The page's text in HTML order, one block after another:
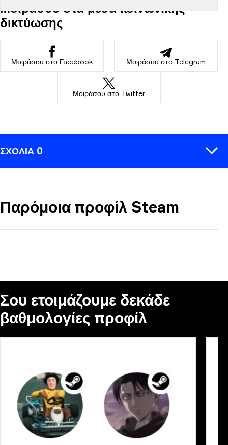
Μοιράσου στα μέσα κοινωνικής
δικτύωσης
Μοιράσου στο Facebook Μοιράσου στο Telegram
Μοιράσου στο Twitter
ΣΧΌΛΙΑ 0
ΣΧΟΛΙΆΣΤΕ
Παρόμοια προφίλ Steam
Σου ετοιμάζουμε δεκάδε
βαθμολογίες προφίλ